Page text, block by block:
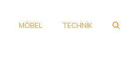
MÖBEL TECHNIK